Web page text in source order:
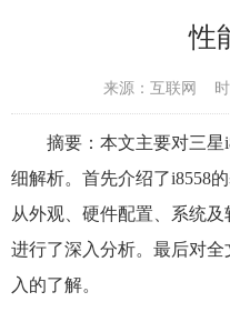
性
来源：互联网 时
摘要：本文主要对三
细解析。首先介绍了i8558
从外观、硬件配置、系统
进行了深入分析。最后对
入的了解。